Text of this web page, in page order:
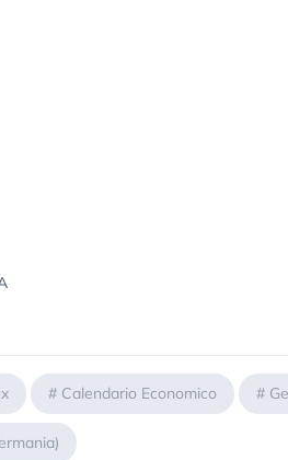
# Calendario Economico #